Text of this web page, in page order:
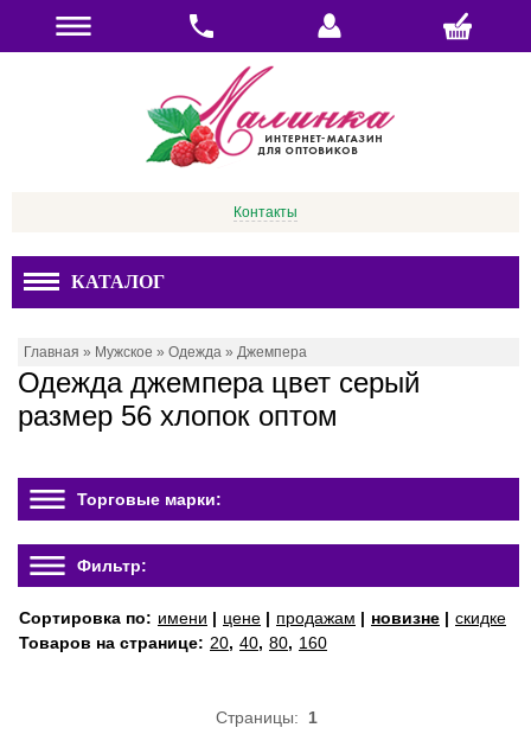
Контакты
КАТАЛОГ
Главная » Мужское » Одежда » Джемпера
Одежда джемпера цвет серый
размер 56 хлопок оптом
Торговые марки:
Фильтр:
Сортировка по: имени | цене | продажам | новизне | скидке
Товаров на странице: 20, 40, 80, 160
Страницы: 1